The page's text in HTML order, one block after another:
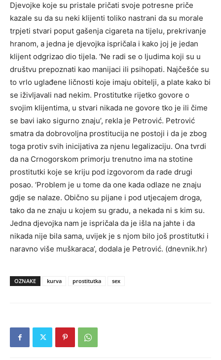
Djevojke koje su pristale pričati svoje potresne priče
kazale su da su neki klijenti toliko nastrani da su morale
trpjeti stvari poput gašenja cigareta na tijelu, prekrivanje
hranom, a jedna je djevojka ispričala i kako joj je jedan
klijent odgrizao dio tijela. ‘Ne radi se o ljudima koji su u
društvu prepoznati kao manijaci ili psihopati. Najčešće su
to vrlo uglađene ličnosti koje imaju obitelji, a plate kako bi
se iživljavali nad nekim. Prostitutke rijetko govore o
svojim klijentima, u stvari nikada ne govore tko je ili čime
se bavi iako sigurno znaju’, rekla je Petrović. Petrović
smatra da dobrovoljna prostitucija ne postoji i da je zbog
toga protiv svih inicijativa za njenu legalizaciju. Ona tvrdi
da na Crnogorskom primorju trenutno ima na stotine
prostitutki koje se kriju pod izgovorom da rade drugi
posao. ‘Problem je u tome da one kada odlaze ne znaju
gdje se nalaze. Obično su pijane i pod utjecajem droga,
tako da ne znaju u kojem su gradu, a nekada ni s kim su.
Jedna djevojka nam je ispričala da je išla na jahte i da
nikada nije bila sama, uvijek je s njom bilo još prostitutki i
naravno više muškaraca’, dodala je Petrović. (dnevnik.hr)
OZNAKE kurva prostitutka sex